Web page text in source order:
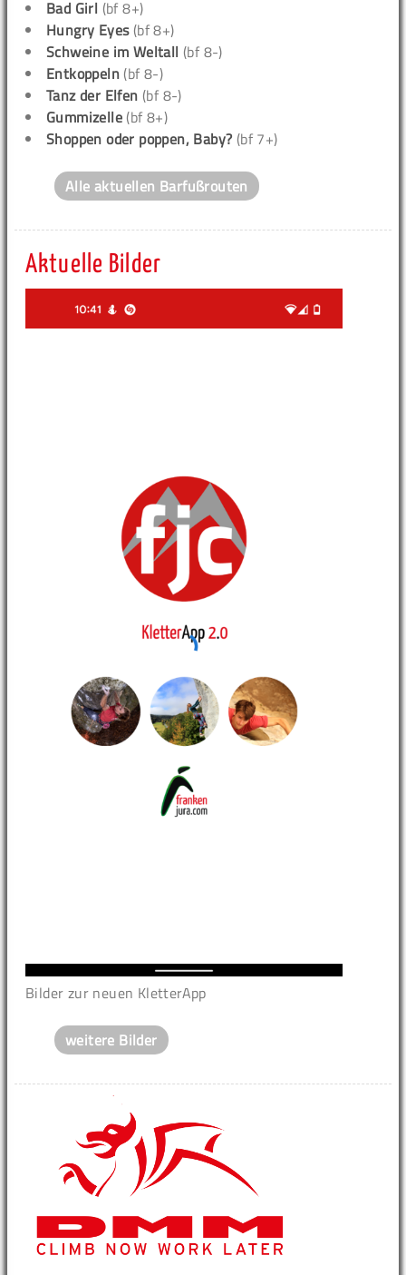
Bad Girl (bf 8+)
Hungry Eyes(bf 8+)
Schweine im Weltall (bf 8-)
Entkoppeln (bf 8-)
Tanz der Elfen (bf 8-)
Gummizelle (bf 8+)
Shoppen oder poppen, Baby? (bf 7+)
Alle aktuellen Barfußrouten
Aktuelle Bilder
Bilder zur neuen KletterApp
weitere Bilder